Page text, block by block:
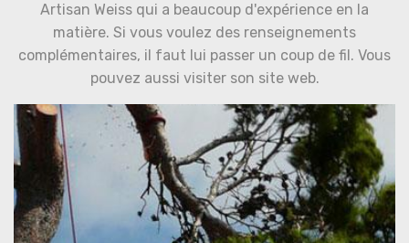
Artisan Weiss qui a beaucoup d'expérience en la
matière. Si vous voulez des renseignements
complémentaires, il faut lui passer un coup de fil. Vous
pouvez aussi visiter son site web.